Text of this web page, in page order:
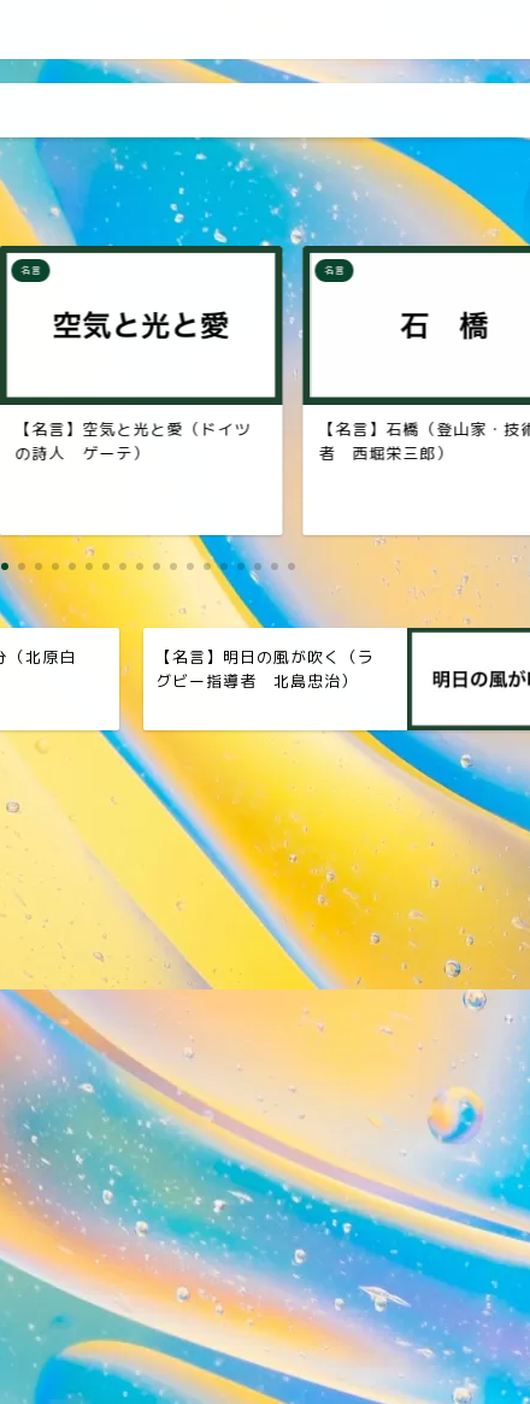
名言
【名言】空気と光と愛（ドイツ
の詩人 ゲーテ）
名言
【名言】石橋（登山家・技術
者 西堀栄三郎）
（北原白
【名言】明日の風が吹く（ラ
グビー指導者 北島忠治）